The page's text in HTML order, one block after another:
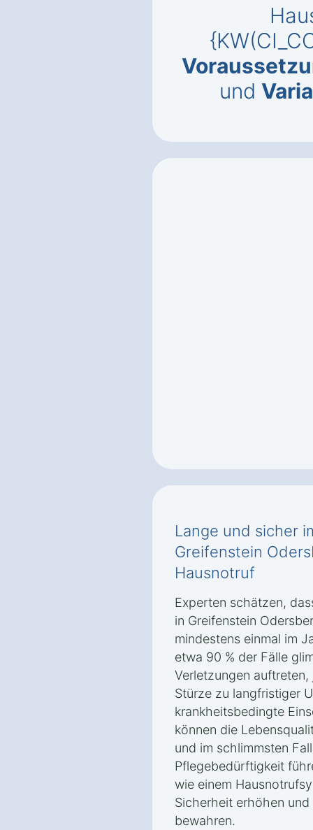
und
Lange und sicher
Greifenstein
Hausnotruf
Experten schätzen,
in Greifenstein
mindestens einmal im
etwa 90 % der Fälle
Verletzungen
Stürze zu langfristiger
krankheitsbedingte
können die
und im schlimmsten
Pflegebedürftigkeit
wie einem
Sicherheit erhöhen
bewahren.